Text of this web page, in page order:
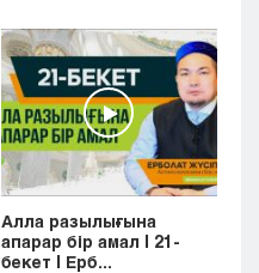
Алла разылығына
апарар бір амал | 21-
бекет | Ерб...